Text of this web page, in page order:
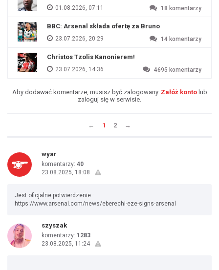
01.08.2026, 07:11 18 komentarzy
BBC: Arsenal składa ofertę za Bruno
23.07.2026, 20:29 14 komentarzy
Christos Tzolis Kanonierem!
23.07.2026, 14:36 4695 komentarzy
Aby dodawać komentarze, musisz być zalogowany. Załóż kontolub
zaloguj się w serwisie.
← 1 2 →
wyar
komentarzy: 40
23.08.2025, 18:08
Jest oficjalne potwierdzenie :
https://www.arsenal.com/news/eberechi-eze-signs-arsenal
szyszak
komentarzy: 1283
23.08.2025, 11:24